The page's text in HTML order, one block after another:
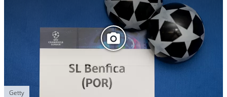
Getty